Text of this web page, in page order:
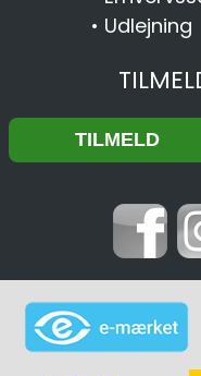
• Udlejning